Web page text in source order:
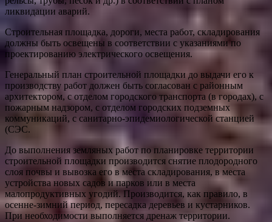
ликвидации аварий.
Строительная площадка, дороги, места работ, складирования
должны быть освещены в соответствии с указаниями по
проектированию электрического освещения.
Генеральный план строительной площадки до выдачи его к
производству работ должен быть согласован с районным
архитектором, с отделом городского транспорта (в городах), с
пожарным надзором, с отделом городских подземных
коммуникаций, с санитарно-эпидемиологической станцией
(СЭС.
До выполнения земляных работ по планировке территории
строительной площадки производится снятие плодородного
слоя почвы и вывозка его в места складирования, в места
устройства новых садов и парков или в места
малопродуктивных угодий. Производится, как правило, в
осенне-зимний период, пересадка деревьев и кустарников.
При необходимости выполняется дренаж территории.